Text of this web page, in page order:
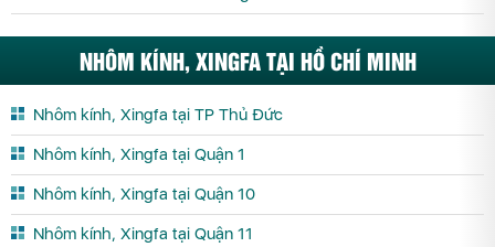
NHÔM KÍNH, XINGFA TẠI HỒ CHÍ MINH
Nhôm kính, Xingfa tại TP Thủ Đức
Nhôm kính, Xingfa tại Quận 1
Nhôm kính, Xingfa tại Quận 10
Nhôm kính, Xingfa tại Quận 11